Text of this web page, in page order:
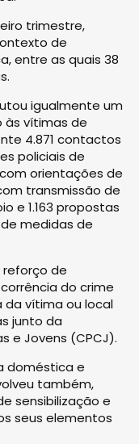
trimestre,
de
entre as quais 38
igualmente um
vítimas de
4.871 contactos
policiais de
orientações de
transmissão de
e 1.163 propostas
medidas de
reforço de
do crime
da vítima ou local
junto da
e Jovens (CPCJ).
doméstica e
também,
sensibilização e
seus elementos